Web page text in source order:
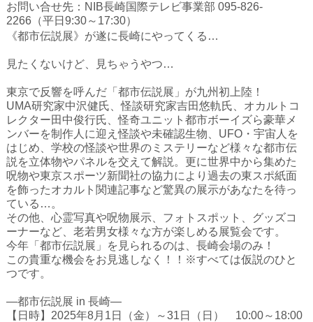
お問い合せ先：NIB長崎国際テレビ事業部 095-826-
2266（平日9:30～17:30）
《都市伝説展》が遂に長崎にやってくる…
見たくないけど、見ちゃうやつ…
東京で反響を呼んだ「都市伝説展」が九州初上陸！
UMA研究家中沢健氏、怪談研究家吉田悠軌氏、オカルトコ
レクター田中俊行氏、怪奇ユニット都市ボーイズら豪華メ
ンバーを制作人に迎え怪談や未確認生物、UFO・宇宙人を
はじめ、学校の怪談や世界のミステリーなど様々な都市伝
説を立体物やパネルを交えて解説。更に世界中から集めた
呪物や東京スポーツ新聞社の協力により過去の東スポ紙面
を飾ったオカルト関連記事など驚異の展示があなたを待っ
ている…。
その他、心霊写真や呪物展示、フォトスポット、グッズコ
ーナーなど、老若男女様々な方が楽しめる展覧会です。
今年「都市伝説展」を見られるのは、長崎会場のみ！
この貴重な機会をお見逃しなく！！※すべては仮説のひと
つです。
―都市伝説展 in 長崎―
【日時】2025年8月1日（金）～31日（日） 10:00～18:00
ハイスクールナビ
小・中学校ナビ
いきebooks
ながよebooks
ごとうebooks
おおむらebooks
みなみしまばらebooks
はさみebooks
ながさき市ebooks
さいかいイーブックス
長崎MICE観光マップ